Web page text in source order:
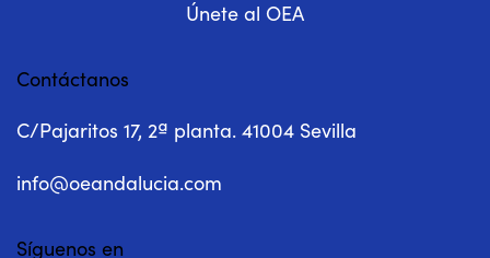
Únete al OEA
Contáctanos
C/Pajaritos 17, 2ª planta. 41004 Sevilla
info@oeandalucia.com
Síguenos en